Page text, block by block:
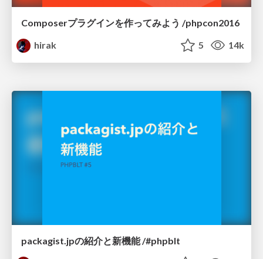
Composerプラグインを作ってみよう /phpcon2016
hirak
5 14k
packagist.jpの紹介と新機能 /#phpblt